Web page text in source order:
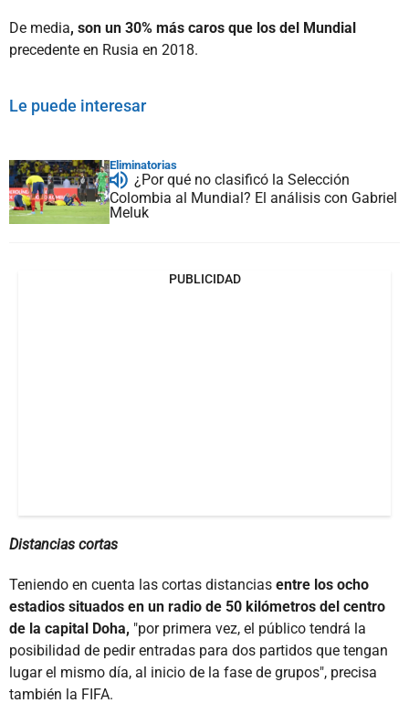
De media, son un 30% más caros que los del Mundial
precedente en Rusia en 2018.
Le puede interesar
Eliminatorias
¿Por qué no clasificó la Selección
Colombia al Mundial? El análisis con Gabriel
Meluk
PUBLICIDAD
Distancias cortas
Teniendo en cuenta las cortas distancias entre los ocho
estadios situados en un radio de 50 kilómetros del centro
de la capital Doha, "por primera vez, el público tendrá la
posibilidad de pedir entradas para dos partidos que tengan
lugar el mismo día, al inicio de la fase de grupos", precisa
también la FIFA.